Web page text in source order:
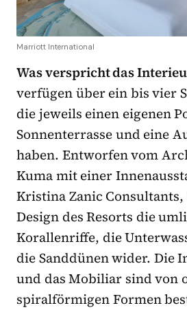
Marriott International
Was verspricht das
verfügen über ein bis vier
die jeweils einen eigenen
Sonnenterrasse und eine
haben. Entworfen vom
Kuma mit einer
Kristina Zanic Consultants,
Design des Resorts die
Korallenriffe, die
die Sanddünen wider. Die
und das Mobiliar sind von
spiralförmigen Formen